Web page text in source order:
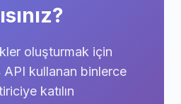
oluşturmak için
API kullanan binlerce
katılın